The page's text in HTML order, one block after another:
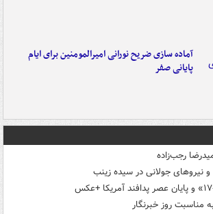
آماده سازی ضریح نورانی امیرالمومنین برای ایام
پایانی صفر
رجب‌زاده
نیروهای جولانی در سیده زینب
مناسبت روز خبرنگار